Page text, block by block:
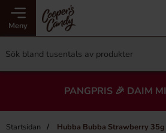
Meny
PANGPRIS 🎉 DAIM
Startsidan Hubba Bubba Strawberry 35g